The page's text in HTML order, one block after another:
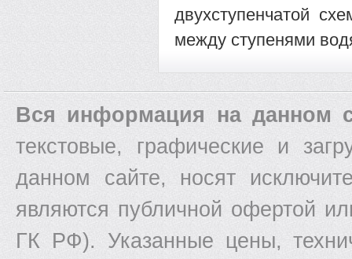
двухступенчатой
между ступенями
Вся информация на данном
текстовые, графические и
данном сайте, носят
являются публичной офертой
ГК РФ). Указанные цены,